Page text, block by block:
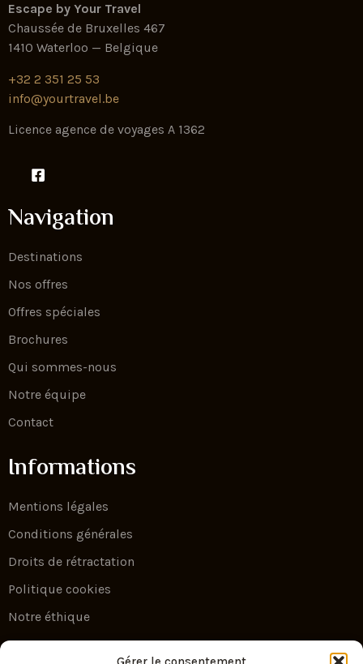
Escape by Your Travel
Chaussée de Bruxelles 467
1410 Waterloo — Belgique
+32 2 351 25 53
info@yourtravel.be
Licence agence de voyages A 1362
Navigation
Destinations
Nos offres
Offres spéciales
Brochures
Qui sommes-nous
Notre équipe
Contact
Informations
Mentions légales
Conditions générales
Droits de rétractation
Politique cookies
Notre éthique